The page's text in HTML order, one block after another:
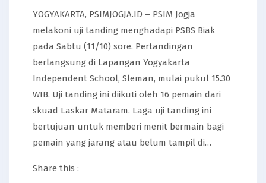
YOGYAKARTA, PSIMJOGJA.ID – PSIM Jogja
melakoni uji tanding menghadapi PSBS Biak
pada Sabtu (11/10) sore. Pertandingan
berlangsung di Lapangan Yogyakarta
Independent School, Sleman, mulai pukul 15.30
WIB. Uji tanding ini diikuti oleh 16 pemain dari
skuad Laskar Mataram. Laga uji tanding ini
bertujuan untuk memberi menit bermain bagi
pemain yang jarang atau belum tampil di…
Share this :